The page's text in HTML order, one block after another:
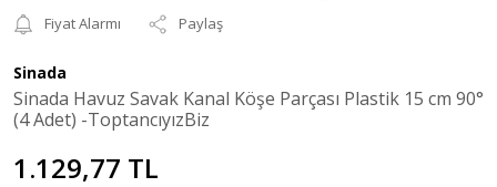
Fiyat Alarmı
Paylaş
Sinada
Sinada Havuz Savak Kanal Köşe Parçası Plastik 15 cm 90°
(4 Adet) -ToptancıyızBiz
1.129,77 TL